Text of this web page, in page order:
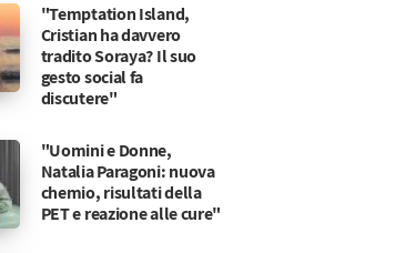
"Temptation Island,
Cristian ha davvero
tradito Soraya? Il suo
gesto social fa
discutere"
"Uomini e Donne,
Natalia Paragoni: nuova
chemio, risultati della
PET e reazione alle cure"